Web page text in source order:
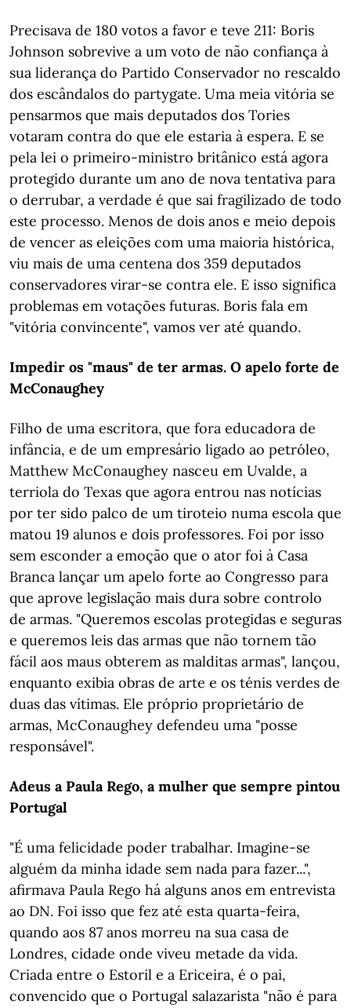
Precisava de 180 votos a favor e teve 211: Boris
Johnson sobrevive a um voto de não confiança à
sua liderança do Partido Conservador no rescaldo
dos escândalos do partygate. Uma meia vitória se
pensarmos que mais deputados dos Tories
votaram contra do que ele estaria à espera. E se
pela lei o primeiro-ministro britânico está agora
protegido durante um ano de nova tentativa para
o derrubar, a verdade é que sai fragilizado de todo
este processo. Menos de dois anos e meio depois
de vencer as eleições com uma maioria histórica,
viu mais de uma centena dos 359 deputados
conservadores virar-se contra ele. E isso significa
problemas em votações futuras. Boris fala em
"vitória convincente", vamos ver até quando.
Impedir os "maus" de ter armas. O apelo forte de
McConaughey
Filho de uma escritora, que fora educadora de
infância, e de um empresário ligado ao petróleo,
Matthew McConaughey nasceu em Uvalde, a
terriola do Texas que agora entrou nas notícias
por ter sido palco de um tiroteio numa escola que
matou 19 alunos e dois professores. Foi por isso
sem esconder a emoção que o ator foi à Casa
Branca lançar um apelo forte ao Congresso para
que aprove legislação mais dura sobre controlo
de armas. "Queremos escolas protegidas e seguras
e queremos leis das armas que não tornem tão
fácil aos maus obterem as malditas armas", lançou,
enquanto exibia obras de arte e os ténis verdes de
duas das vítimas. Ele próprio proprietário de
armas, McConaughey defendeu uma "posse
responsável".
Adeus a Paula Rego, a mulher que sempre pintou
Portugal
"É uma felicidade poder trabalhar. Imagine-se
alguém da minha idade sem nada para fazer...",
afirmava Paula Rego há alguns anos em entrevista
ao DN. Foi isso que fez até esta quarta-feira,
quando aos 87 anos morreu na sua casa de
Londres, cidade onde viveu metade da vida.
Criada entre o Estoril e a Ericeira, é o pai,
convencido que o Portugal salazarista "não é para